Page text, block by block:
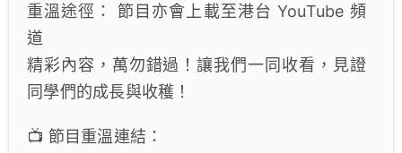
重溫途徑： 節目亦會上載至港台 YouTube 頻
道
精彩內容，萬勿錯過！讓我們一同收看，見證
同學們的成長與收穫！
📺 節目重溫連結：